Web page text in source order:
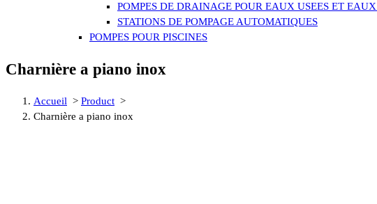
POMPES DE DRAINAGE POUR EAUX USEES ET
STATIONS DE POMPAGE AUTOMATIQUES
POMPES POUR PISCINES
Charnière a piano inox
Accueil > Product >
Charnière a piano inox